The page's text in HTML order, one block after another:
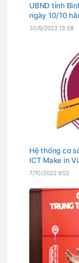
UBND tỉnh
ngày 10/10
tỉnh. Đây cũng
30/9/2022 13:58
Hệ thống cơ
ICT Make in
7/10/2022 9:52